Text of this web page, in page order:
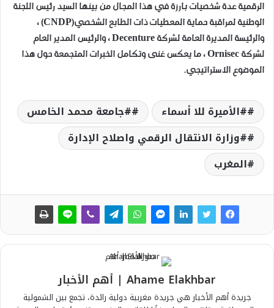
الرقمية عدة شخصيات بارزة في هذا المجال من بينها السيد رئيس اللجنة
الوطنية لمراقبة حماية المعطيات ذات الطابع الشخصي(CNDP) ،
والرئيسة المديرة العامة لشركة Decenture ، والرئيس المدير العام
لشركة Ornisec ، ما يعكس غنى وتكامل الخبرات المتجمعة حول هذا
الموضوع الاستراتيجي.
#الأميرة للا أسماء
#جامعة محمد الخامس
#وزارة الانتقال الرقمي واصلاح الإدارة
المغرب
Ahame Elakhbar | أهم الأخبار
جريدة أهم الأخبار هي جريدة مغربية دولية رائدة، تجمع بين الشمولية